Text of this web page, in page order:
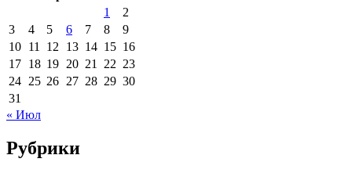
1
2
3
4 5 6 7 8
9
10 11 12 13 14 15 16
17 18 19 20 21 22 23
24 25 26 27 28 29 30
31
« Июл
Рубрики